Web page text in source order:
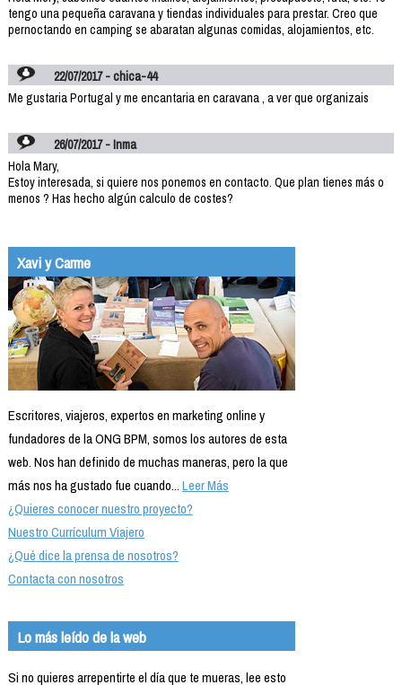
tengo una pequeña caravana y tiendas individuales para prestar. Creo que
pernoctando en camping se abaratan algunas comidas, alojamientos, etc.
22/07/2017 - chica-44
Me gustaria Portugal y me encantaria en caravana , a ver que organizais
26/07/2017 - Inma
Hola Mary,
Estoy interesada, si quiere nos ponemos en contacto. Que plan tienes más o
menos ? Has hecho algún calculo de costes?
Xavi y Carme
Escritores, viajeros, expertos en marketing online y
fundadores de la ONG BPM, somos los autores de esta
web. Nos han definido de muchas maneras, pero la que
más nos ha gustado fue cuando...Leer Más
¿Quieres conocer nuestro proyecto?
Nuestro Currículum Viajero
¿Qué dice la prensa de nosotros?
Contacta con nosotros
Lo más leído de la web
Si no quieres arrepentirte el día que te mueras, lee esto